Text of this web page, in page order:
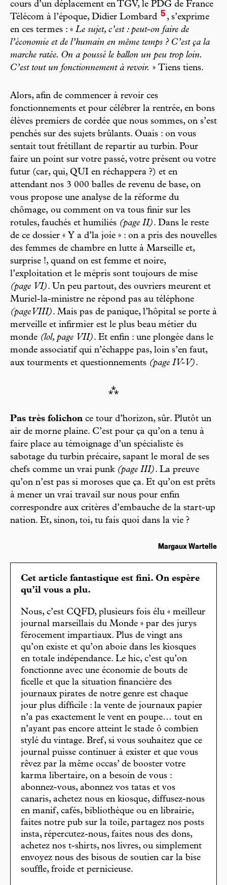
cours d’un déplacement en TGV, le PDG de France
Télécom à l’époque, Didier Lombard 5 , s’exprime
en ces termes : « Le sujet, c’est : peut-on faire de
l’économie et de l’humain en même temps ? C’est ça la
marche ratée. On a poussé le ballon un peu trop loin.
C’est tout un fonctionnement à revoir. » Tiens tiens.
Alors, afin de commencer à revoir ces
fonctionnements et pour célébrer la rentrée, en bons
élèves premiers de cordée que nous sommes, on s’est
penchés sur des sujets brûlants. Ouais : on vous
sentait tout frétillant de repartir au turbin. Pour
faire un point sur votre passé, votre présent ou votre
futur (car, qui, QUI en réchappera ?) et en
attendant nos 3 000 balles de revenu de base, on
vous propose une analyse de la réforme du
chômage, ou comment on va tous finir sur les
rotules, fauchés et humiliés (page II). Dans le reste
de ce dossier « Y a d’la joie » : on a pris des nouvelles
des femmes de chambre en lutte à Marseille et,
surprise !, quand on est femme et noire,
l’exploitation et le mépris sont toujours de mise
(page VI). Un peu partout, des ouvriers meurent et
Muriel-la-ministre ne répond pas au téléphone
(page VIII). Mais pas de panique, l’hôpital se porte à
merveille et infirmier est le plus beau métier du
monde (lol, page VII). Et enfin : une plongée dans le
monde associatif qui n’échappe pas, loin s’en faut,
aux tourments et questionnements (page IV-V).
⁂
Pas très folichon ce tour d’horizon, sûr. Plutôt un
air de morne plaine. C’est pour ça qu’on a tenu à
faire place au témoignage d’un spécialiste ès
sabotage du turbin précaire, sapant le moral de ses
chefs comme un vrai punk (page III). La preuve
qu’on n’est pas si moroses que ça. Et qu’on est prêts
à mener un vrai travail sur nous pour enfin
correspondre aux critères d’embauche de la start-up
nation. Et, sinon, toi, tu fais quoi dans la vie ?
Margaux Wartelle
Cet article fantastique est fini. On espère
qu’il vous a plu.
Nous, c’est CQFD, plusieurs fois élu « meilleur
journal marseillais du Monde » par des jurys
férocement impartiaux. Plus de vingt ans
qu’on existe et qu’on aboie dans les kiosques
en totale indépendance. Le hic, c’est qu’on
fonctionne avec une économie de bouts de
ficelle et que la situation financière des
journaux pirates de notre genre est chaque
jour plus difficile : la vente de journaux papier
n’a pas exactement le vent en poupe… tout en
n’ayant pas encore atteint le stade ô combien
stylé du vintage. Bref, si vous souhaitez que ce
journal puisse continuer à exister et que vous
rêvez par la même occas’ de booster votre
karma libertaire, on a besoin de vous :
abonnez-vous, abonnez vos tatas et vos
canaris, achetez nous en kiosque, diffusez-nous
en manif, cafés, bibliothèque ou en librairie,
faites notre pub sur la toile, partagez nos posts
insta, répercutez-nous, faites nous des dons,
achetez nos t-shirts, nos livres, ou simplement
envoyez nous des bisous de soutien car la bise
souffle, froide et pernicieuse.